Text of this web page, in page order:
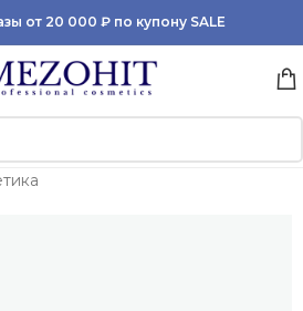
от 20 000 ₽ по купону SALE